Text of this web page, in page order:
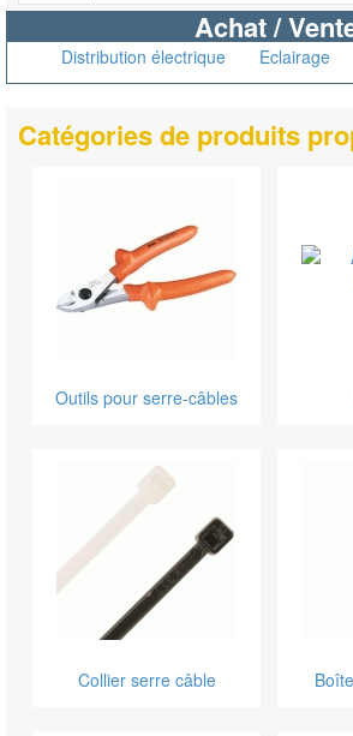
Achat /
Distribution électrique Eclairage
Catégories de produits
Outils pour serre-câbles
Collier serre câble